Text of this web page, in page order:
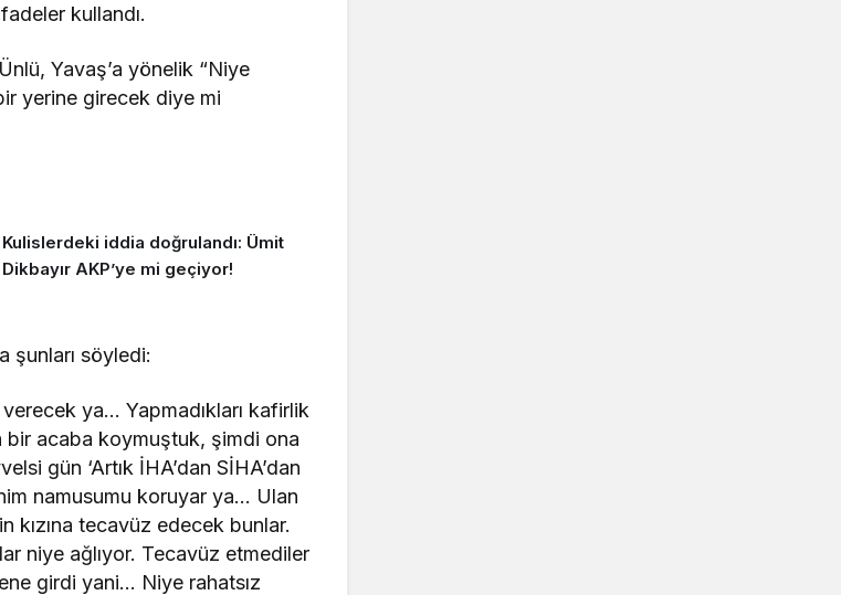
kullandı.
Yavaş’a yönelik “Niye
yerine girecek diye mi
Kulislerdeki iddia doğrulandı: Ümit
Dikbayır AKP’ye mi geçiyor!
şunları söyledi:
verecek ya… Yapmadıkları kafirlik
bir acaba koymuştuk, şimdi ona
gün ‘Artık İHA’dan SİHA’dan
namusumu koruyar ya… Ulan
kızına tecavüz edecek bunlar.
niye ağlıyor. Tecavüz etmediler
girdi yani… Niye rahatsız